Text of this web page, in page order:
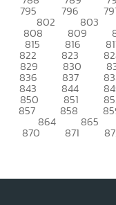
795 796
802 803
808 809
815 816
822 823
829 830
836 837
843 844
850 851
857 858
864 865
870 871